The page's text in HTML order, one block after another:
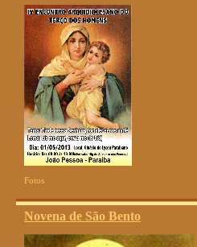
Fotos
Novena de São Bento